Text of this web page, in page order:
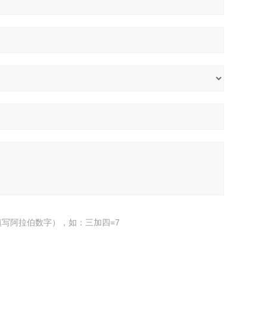
阿拉伯数字），如：三加四=7